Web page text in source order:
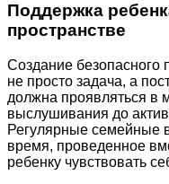
Поддержка
пространстве
Создание безопасного
не просто задача, а
должна проявляться в
выслушивания до
Регулярные семейные
время, проведенное
ребенку чувствовать